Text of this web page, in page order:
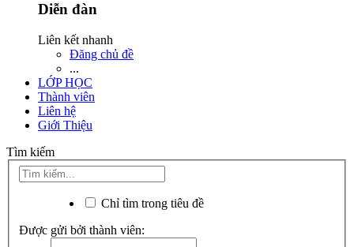
Diễn đàn
Liên kết nhanh
Đăng chủ đề
...
LỚP HỌC
Thành viên
Liên hệ
Giới Thiệu
Tìm kiếm
Chỉ tìm trong tiêu đề
Được gửi bởi thành viên: